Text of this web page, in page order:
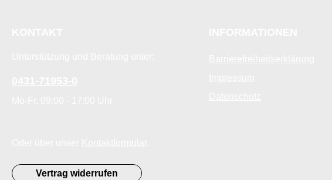
Vertrag widerrufen